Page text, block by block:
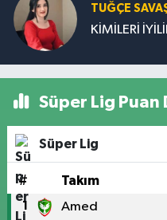
TUĞÇE
KİMİLERİ
Süper Lig Puan
Süper Lig
# Takım
1 Amed